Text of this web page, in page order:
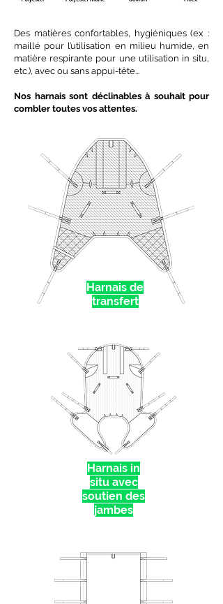
Des matières confortables, hygiéniques (ex :
maillé pour l’utilisation en milieu humide, en
matière respirante pour une utilisation in situ,
etc.), avec ou sans appui-tête...
Nos harnais sont déclinables à souhait pour
combler toutes vos attentes.
Harnais de
transfert
Harnais in
situ avec
soutien des
jambes